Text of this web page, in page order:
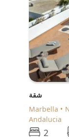
شقة
Marbella
Andalucia
2